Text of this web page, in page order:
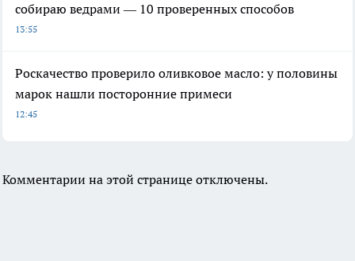
собираю ведрами — 10 проверенных способов
13:55
Роскачество проверило оливковое масло: у половины
марок нашли посторонние примеси
12:45
Комментарии на этой странице отключены.